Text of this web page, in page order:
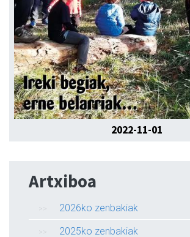
2022-11-01
Artxiboa
2026ko zenbakiak
2025ko zenbakiak